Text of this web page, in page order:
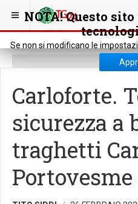
NOTA! Questo
Se non si modificano le
SEI QUI: CRONACA
Carloforte.
sicurezza a
traghetti